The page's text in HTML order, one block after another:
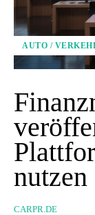
AUTO /
CARPR.DE